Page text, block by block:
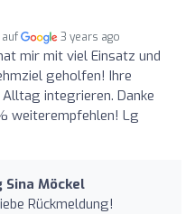
3 years ago
mir mit viel Einsatz und
geholfen! Ihre
integrieren. Danke
weiterempfehlen! Lg
Möckel
Rückmeldung!